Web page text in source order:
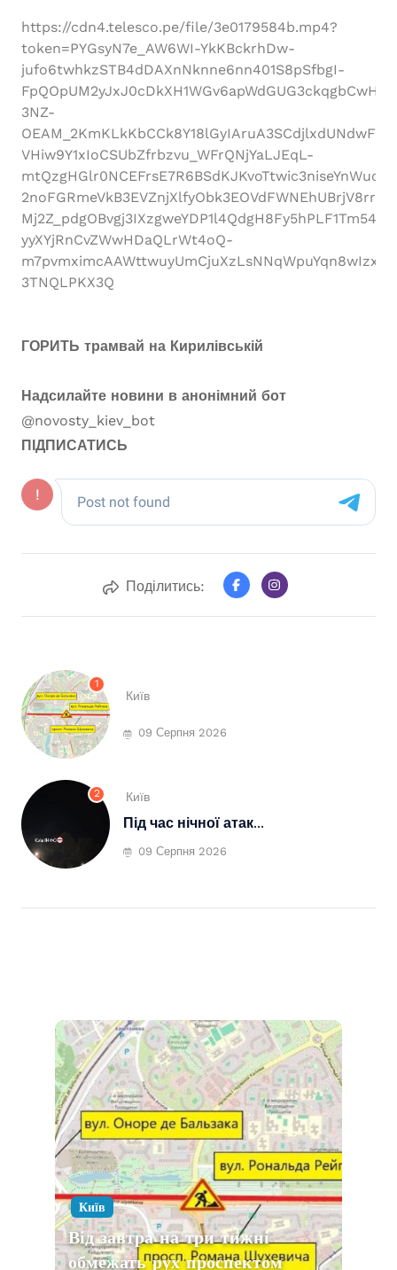
https://cdn4.telesco.pe/file/3e0179584b.mp4?
token=PYGsyN7e_AW6WI-YkKBckrhDw-
jufo6twhkzSTB4dDAXnNknne6nn401S8pSfbgI-
3NZ-
VHiw9Y1xIoCSUbZfrbzvu_WFrQNjYaLJEqL-
yyXYjRnCvZWwHDaQLrWt4oQ-
3TNQLPKX3Q
ГОРИТЬ трамвай на Кирилівській
Надсилайте новини в анонімний бот
@novosty_kiev_bot
ПІДПИСАТИСЬ
Поділитись:
1
Київ
09 Серпня 2026
2 Київ
Під час нічної атак...
09 Серпня 2026
Київ
Від завтра на три тижні
обмежать рух проспектом